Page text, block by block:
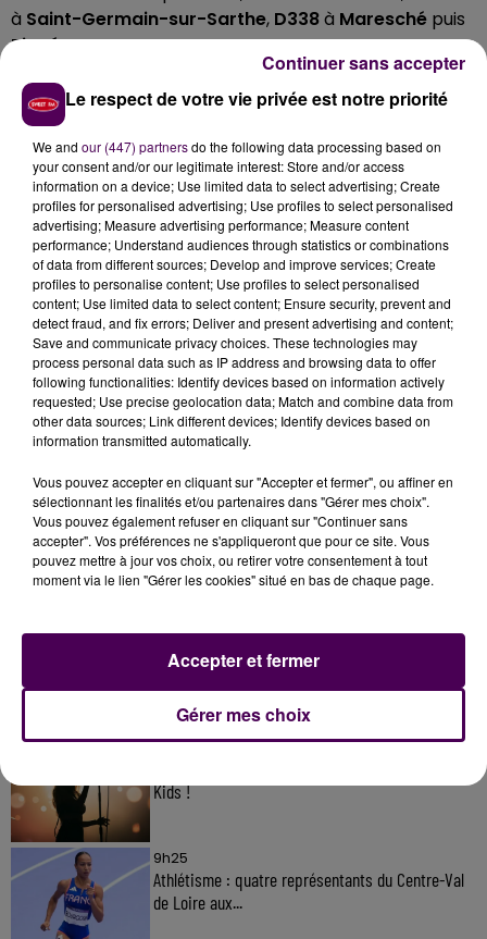
à Saint-Germain-sur-Sarthe, D338à Maresché puis
Piacé
- ce samedi 26 septembre, radar de 14h30 à 17h30,
D53àCherreau,D36àCourgenard,D302/ D36à
Melleray
"Naturellement, d'autres contrôles seront réalisés
concomitamment et tout au long de la semaine sur
les routes du départementsans pour autant être
annoncés. La sécurité est l’affaire de tous et chacun
a le devoir de se sentir responsable au
volant"concluent les gendarmes sur leur page
Facebook, où l’information est aussi disponible.
À LA UNE
7 août 2026
Gagnez vos pass pour le V and B Fest' 2026 !
11 juillet 2026
Kids !
9h25
Athlétisme : quatre représentants du Centre-Val
de Loire aux...
Le respect de votre vie privée est notre priorité
We and our (447) partnersdo the following data processing based on
your consent and/or our legitimate interest: Store and/or access
information on a device; Use limited data to select advertising; Create
profiles for personalised advertising; Use profiles to select personalised
advertising; Measure advertising performance; Measure content
performance; Understand audiences through statistics or combinations
of data from different sources; Develop and improve services; Create
profiles to personalise content; Use profiles to select personalised
content; Use limited data to select content; Ensure security, prevent and
detect fraud, and fix errors; Deliver and present advertising and content;
Save and communicate privacy choices. These technologies may
process personal data such as IP address and browsing data to offer
following functionalities: Identify devices based on information actively
requested; Use precise geolocation data; Match and combine data from
other data sources; Link different devices; Identify devices based on
information transmitted automatically.
Vous pouvez accepter en cliquant sur "Accepter et fermer", ou affiner en
sélectionnant les finalités et/ou partenaires dans "Gérer mes choix".
Vous pouvez également refuser en cliquant sur "Continuer sans
accepter". Vos préférences ne s'appliqueront que pour ce site. Vous
pouvez mettre à jour vos choix, ou retirer votre consentement à tout
moment via le lien "Gérer les cookies" situé en bas de chaque page.
Gérer mes choix
Accepter et fermer
Continuer sans accepter